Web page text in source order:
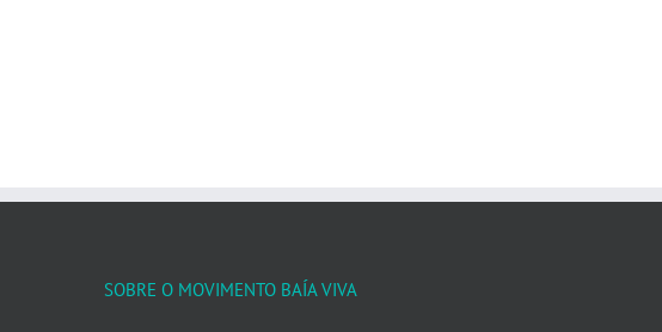
SOBRE O MOVIMENTO BAÍA VIVA